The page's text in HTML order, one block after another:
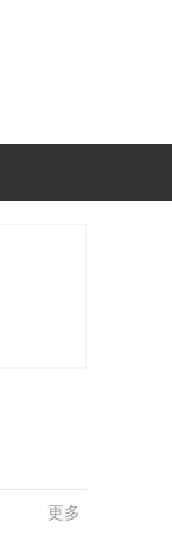
更多